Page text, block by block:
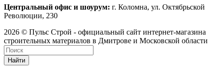
Центральный офис и шоурум: г. Коломна, ул. Октябрьской
Революции, 230
2026 © Пульс Строй - официальный сайт интернет-магазина
строительных материалов в Дмитрове и Московской области
Найти